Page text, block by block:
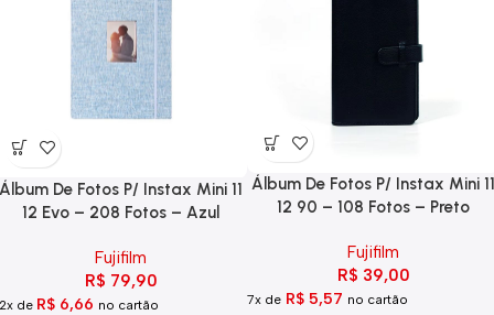
Álbum De Fotos P/ Instax Mini 11
12 90 – 108 Fotos – Preto
Fujifilm
R$ 39,00
7x de R$ 5,57 no cartão
Álbum De Fotos P/ Instax Mini 11
12 Evo – 208 Fotos – Azul
Fujifilm
R$ 79,90
de R$ 6,66 no cartão